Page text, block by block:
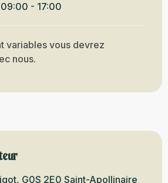
09:00 - 17:00
variables vous devrez
nous.
G0S 2E0 Saint-Apollinaire